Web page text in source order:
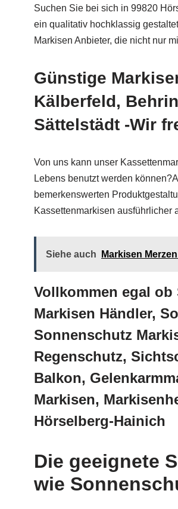
Suchen Sie bei sich in 99820
ein qualitativ hochklassig
Markisen Anbieter, die nicht nur
Günstige
Kälberfeld,
Sättelstädt -Wir
Von uns kann unser
Lebens benutzt werden
bemerkenswerten
Kassettenmarkisen ausführlicher
Siehe auch Markisen
Vollkommen egal
Markisen Händler,
Sonnenschutz
Regenschutz,
Balkon,
Markisen,
Hörselberg-Hainich
Die geeignete
wie